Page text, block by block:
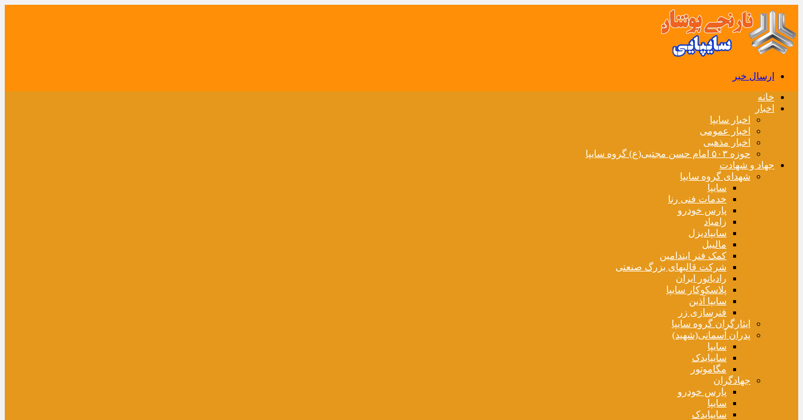
ارسال خبر
خانه
اخبار
اخبار سایپا
اخبار عمومی
اخبار مذهبی
حوزه ۵۰۳ امام حسن مجتبی(ع) گروه سایپا
جهاد و شهادت
شهدای گروه سایپا
سایپا
خدمات فنی رنا
پارس خودرو
زامیاد
سایپادیزل
مالیبل
کمک فنر ایندامین
شرکت قالبهای بزرگ صنعتی
رادیاتور ایران
پلاسکوکار سایپا
سایپا آذین
فنرسازی زر
ایثارگران گروه سایپا
پدران آسمانی(شهید)
سایپا
سایپایدک
مگاموتور
جهادگران
پارس خودرو
سایپا
سایپایدک